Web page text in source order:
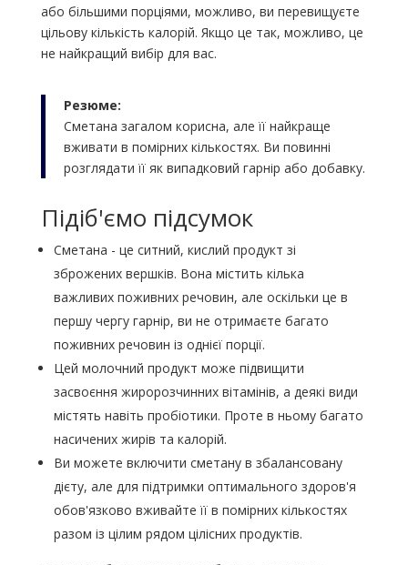
або більшими порціями, можливо, ви перевищуєте
цільову кількість калорій. Якщо це так, можливо, це
не найкращий вибір для вас.
Резюме:
Сметана загалом корисна, але її найкраще
вживати в помірних кількостях. Ви повинні
розглядати її як випадковий гарнір або добавку.
Підіб'ємо підсумок
Сметана - це ситний, кислий продукт зі
зброжених вершків. Вона містить кілька
важливих поживних речовин, але оскільки це в
першу чергу гарнір, ви не отримаєте багато
поживних речовин із однієї порції.
Цей молочний продукт може підвищити
засвоєння жиророзчинних вітамінів, а деякі види
містять навіть пробіотики. Проте в ньому багато
насичених жирів та калорій.
Ви можете включити сметану в збалансовану
дієту, але для підтримки оптимального здоров'я
обов'язково вживайте її в помірних кількостях
разом із цілим рядом цілісних продуктів.